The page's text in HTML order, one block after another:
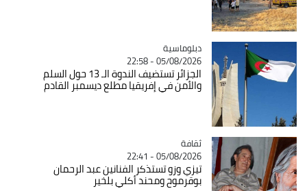
Catégorie
دبلوماسية
05/08/2026 - 22:58
الجزائر تستضيف الندوة الـ 13 حول السلم
والأمن في إفريقيا مطلع ديسمبر القادم
Catégorie
ثقافة
05/08/2026 - 22:41
تيزي وزو تستذكر الفنانين عبد الرحمان
بوقرموح ومحند أكلي بلخير